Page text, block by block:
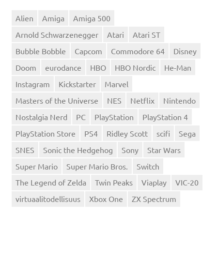
Alien Amiga
Amiga 500
Arnold Schwarzenegger
Atari
Atari ST
Bubble Bobble
Capcom Commodore 64
Disney
Doom
eurodance HBO HBO Nordic
He-Man
Instagram
Kickstarter
Marvel
Masters of the Universe
NES Netflix
Nintendo
Nostalgia Nerd
PC PlayStation
PlayStation 4
PlayStation Store
PS4 Ridley Scott scifi
Sega
SNES
Sonic the Hedgehog Sony
Star Wars
Super Mario
Super Mario Bros.
Switch
The Legend of Zelda
Twin Peaks Viaplay
VIC-20
virtuaalitodellisuus
Xbox One ZX Spectrum